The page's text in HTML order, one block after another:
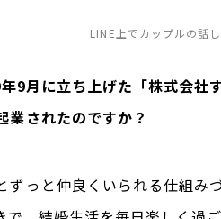
LINE上でカップルの話
年9月に立ち上げた「株式会社
業されたのですか？
ずっと仲良くいられる仕組み